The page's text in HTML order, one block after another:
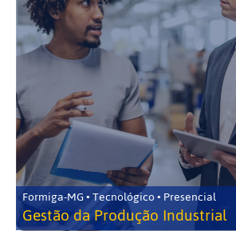
Formiga-MG • Tecnológico • Presencial
Gestão da Produção Industrial